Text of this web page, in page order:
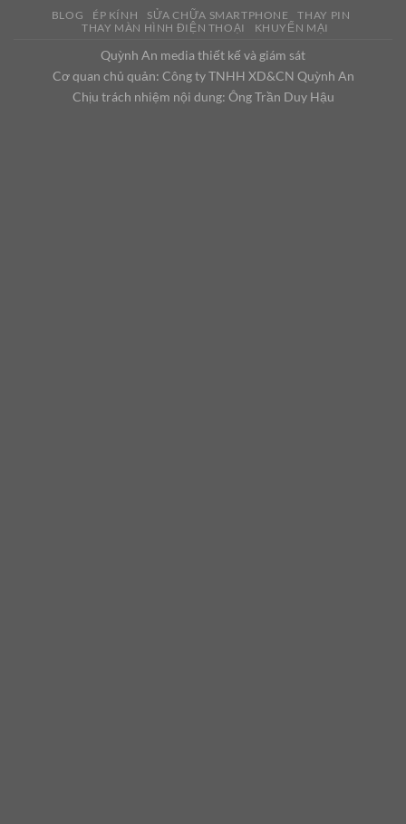
BLOG ÉP KÍNH SỬA CHỮA SMARTPHONE
THAY PIN
THAY MÀN HÌNH ĐIỆN THOẠI
KHUYẾN MẠI
Quỳnh An media thiết kế và giám sát
Cơ quan chủ quản: Công ty TNHH XD&CN Quỳnh An
Chịu trách nhiệm nội dung: Ông Trần Duy Hậu